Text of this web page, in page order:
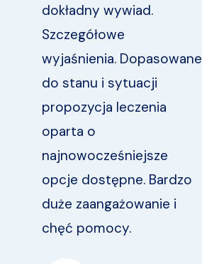
dokładny wywiad.
Szczegółowe
wyjaśnienia. Dopasowane
do stanu i sytuacji
propozycja leczenia
oparta o
najnowocześniejsze
opcje dostępne. Bardzo
duże zaangażowanie i
chęć pomocy.